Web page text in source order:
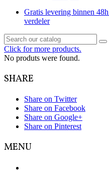
Gratis levering binnen
verdeler
Click for more products.
No produts were found.
SHARE
Share on Twitter
Share on Facebook
Share on Google+
Share on Pinterest
MENU